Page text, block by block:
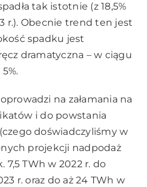
tak istotnie (z 18,5%
r.). Obecnie trend ten jest
spadku jest
dramatyczna – w ciągu
na załamania na
i do powstania
doświadczyliśmy w
projekcji nadpodaż
7,5 TWh w 2022 r. do
r. oraz do aż 24 TWh w